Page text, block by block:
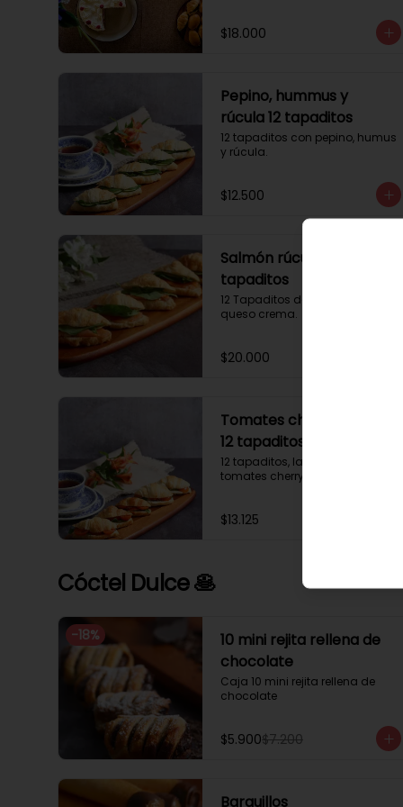
$18.000
Pepino, hummus y
rúcula 12 tapaditos
12 tapaditos con pepino, humus
y rúcula.
$12.500
Salmón rúcula 12
tapaditos
12 Tapaditos de salmón rúcula,
queso crema.
$20.000
Tomates cherry y rúcula
12 tapaditos
12 tapaditos, lacto mayonesa,
tomates cherry y rúcula.
$13.125
Cóctel Dulce 🥞
-18%
10 mini rejita rellena de
chocolate
Caja 10 mini rejita rellena de
chocolate
$5.900$7.200
Barquillos